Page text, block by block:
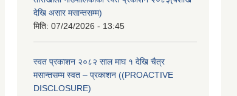
देखि असार मसान्तसम्म)
मिति: 07/24/2026 - 13:45
स्वत प्रकाशन २०८२ साल माघ १ देखि चैत्र
मसान्तसम्म स्वत – प्रकाशन ((PROACTIVE
DISCLOSURE)